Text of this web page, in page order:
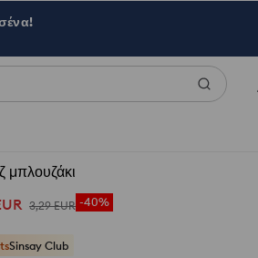
μπλουζάκι
3,29 EUR -40%
Sinsay Club